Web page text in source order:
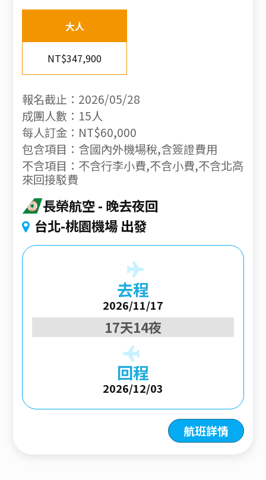
大人
NT$347,900
報名截止：2026/05/28
成團人數：15人
每人訂金：NT$60,000
包含項目：含國內外機場稅,含簽證費用
不含項目：不含行李小費,不含小費,不含北高
來回接駁費
長榮航空 晚去夜回
台北-桃園機場 出發
去程
2026/11/17
17天14夜
回程
2026/12/03
航班詳情